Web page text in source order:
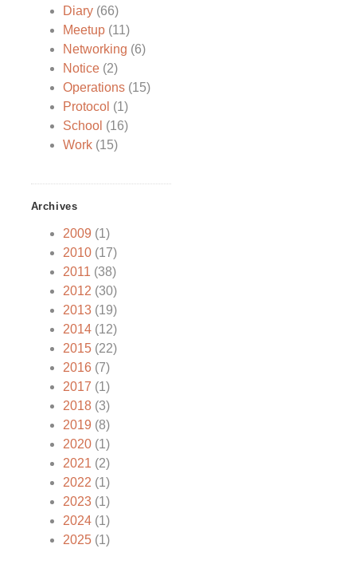
Diary(66)
Meetup(11)
Networking (6)
Notice(2)
Operations(15)
Protocol (1)
School (16)
Work(15)
Archives
2009 (1)
2010(17)
2011 (38)
2012 (30)
2013(19)
2014(12)
2015(22)
2016(7)
2017 (1)
2018(3)
2019 (8)
2020(1)
2021 (2)
2022 (1)
2023(1)
2024(1)
2025(1)